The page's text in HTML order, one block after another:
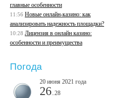
главные особенности
11:56 Новые онлайн-казино: как
анализировать надежность площадки?
10:28 Лицензия в онлайн казино:
особенности и преимущества
Погода
20 июня 2021 года
26 ..28